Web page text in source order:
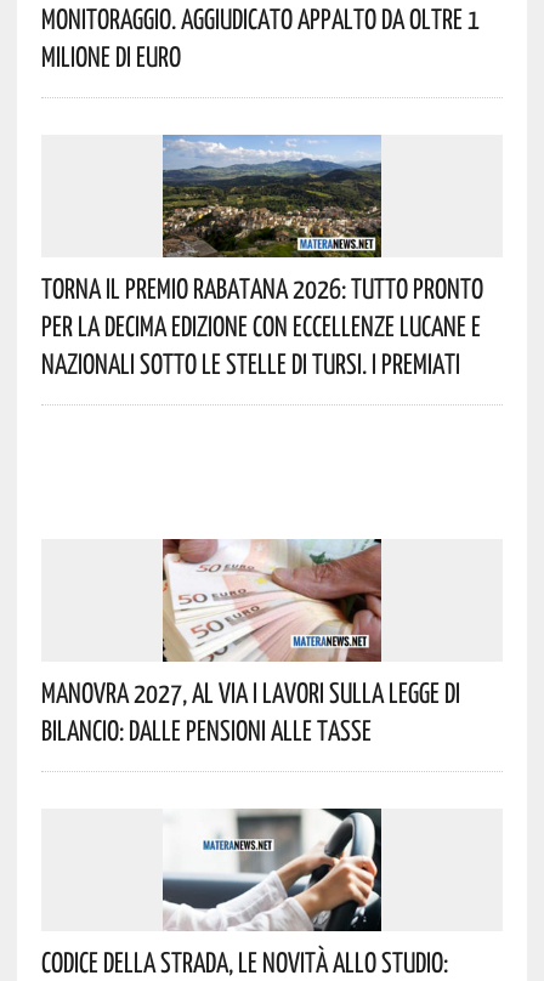
Monitoraggio. Aggiudicato Appalto Da Oltre 1
Milione Di Euro
Torna Il Premio Rabatana 2026: Tutto Pronto
Per La Decima Edizione Con Eccellenze Lucane E
Nazionali Sotto Le Stelle Di Tursi. I Premiati
Manovra 2027, Al Via I Lavori Sulla Legge Di
Bilancio: Dalle Pensioni Alle Tasse
Codice Della Strada, Le Novità Allo Studio: